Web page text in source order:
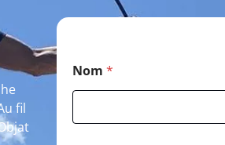
fil
Nom *